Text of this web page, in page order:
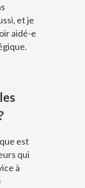
et je
aidé-e
est
qui
à